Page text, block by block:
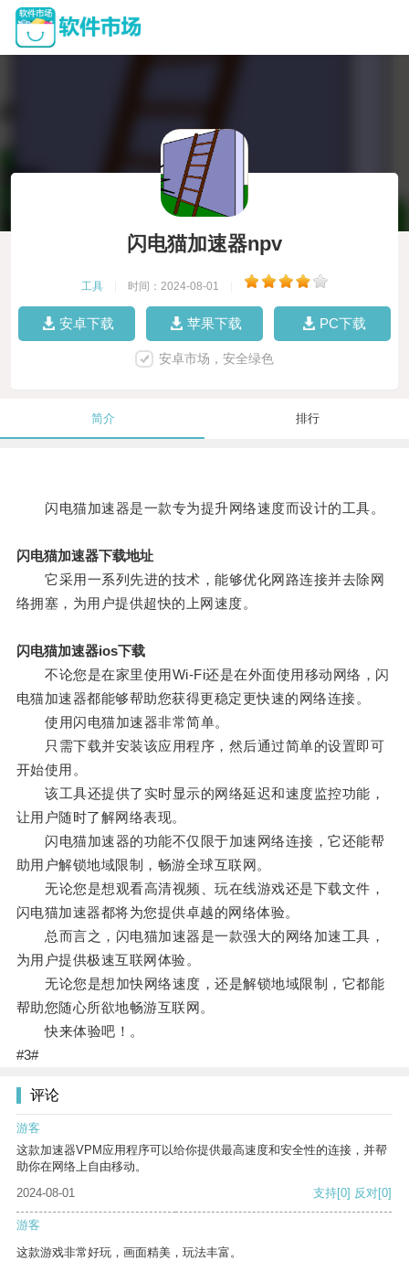
闪电猫加速器npv
工具 时间：2024-08-01
安卓下载 苹果下载 PC下载
安卓市场，安全绿色
简介 排行
闪电猫加速器是一款专为提升网络速度而设计的工具。
闪电猫加速器下载地址
它采用一系列先进的技术，能够优化网路连接并去除网
络拥塞，为用户提供超快的上网速度。
闪电猫加速器ios下载
不论您是在家里使用Wi-Fi还是在外面使用移动网络，闪
电猫加速器都能够帮助您获得更稳定更快速的网络连接。
使用闪电猫加速器非常简单。
只需下载并安装该应用程序，然后通过简单的设置即可
开始使用。
该工具还提供了实时显示的网络延迟和速度监控功能，
让用户随时了解网络表现。
闪电猫加速器的功能不仅限于加速网络连接，它还能帮
助用户解锁地域限制，畅游全球互联网。
无论您是想观看高清视频、玩在线游戏还是下载文件，
闪电猫加速器都将为您提供卓越的网络体验。
总而言之，闪电猫加速器是一款强大的网络加速工具，
为用户提供极速互联网体验。
无论您是想加快网络速度，还是解锁地域限制，它都能
帮助您随心所欲地畅游互联网。
快来体验吧！。
#3#
评论
游客
这款加速器VPM应用程序可以给你提供最高速度和安全性的连接，并帮
助你在网络上自由移动。
2024-08-01
支持[0] 反对[0]
游客
这款游戏非常好玩，画面精美，玩法丰富。